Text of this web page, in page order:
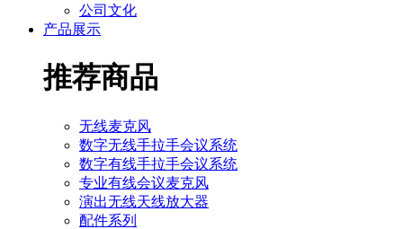
公司文化
产品展示
推荐商品
无线麦克风
数字无线手拉手会议系统
数字有线手拉手会议系统
专业有线会议麦克风
演出无线天线放大器
配件系列